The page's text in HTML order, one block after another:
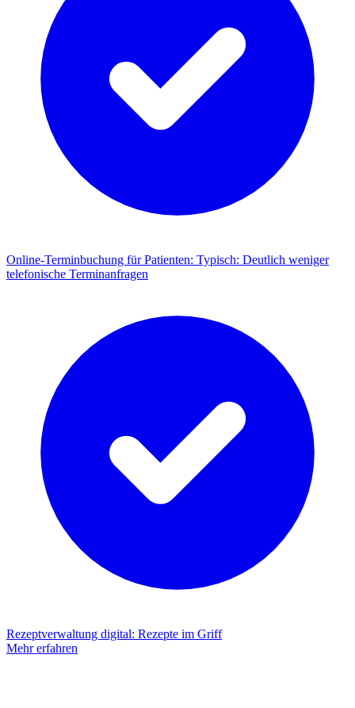
Online-Terminbuchung für Patienten: Typisch: Deutlich weniger
telefonische Terminanfragen
Rezeptverwaltung digital: Rezepte im Griff
Mehr erfahren